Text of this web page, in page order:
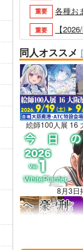
重要 各種お
重要 【
重要 【
重要 おまと
重要 「とら
重要 【
重要 個人情
重要 ポイン
全てのお知ら
同人オススメ
絵師100人展 16
8月3日